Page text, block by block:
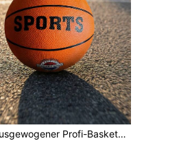
360° ausgewogener Profi-Basketball, stabile Flugleistung, verschleißfest und rutschfest, geeignet für männliche und weibliche Schüler und Studenten, einsetzbar für Wettkämpfe und Training auf Holzböden in Innenräumen und Asphaltplätzen Outdoor, Sportausrüstung und Zubehör